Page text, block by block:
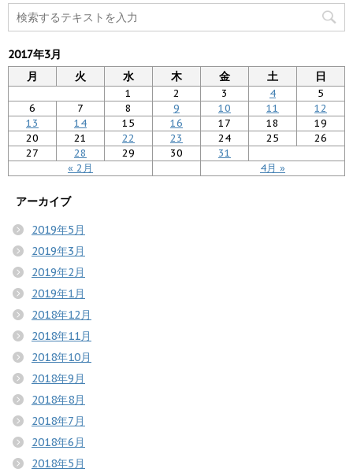
2017年3月
月
火 水 木 金 土 日
« 2月 4月 »
1 2 3 4
5
6
7 8 9 10 11
12
13
14 15 16 17 18
19
20
21 22 23 24 25
26
27
28 29 30 31
アーカイブ
2019年5月
2019年3月
2019年2月
2019年1月
2018年12月
2018年11月
2018年10月
2018年9月
2018年8月
2018年7月
2018年6月
2018年5月